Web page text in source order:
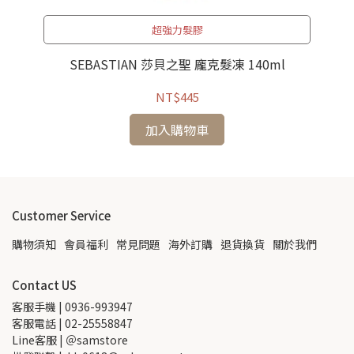
超強力髮膠
SEBASTIAN 莎貝之聖 龐克髮凍 140ml
NT$445
加入購物車
Customer Service
購物須知 會員福利 常見問題 海外訂購 退貨換貨 關於我們
Contact US
客服手機 | 0936-993947
客服電話 | 02-25558847
Line客服 | ＠samstore